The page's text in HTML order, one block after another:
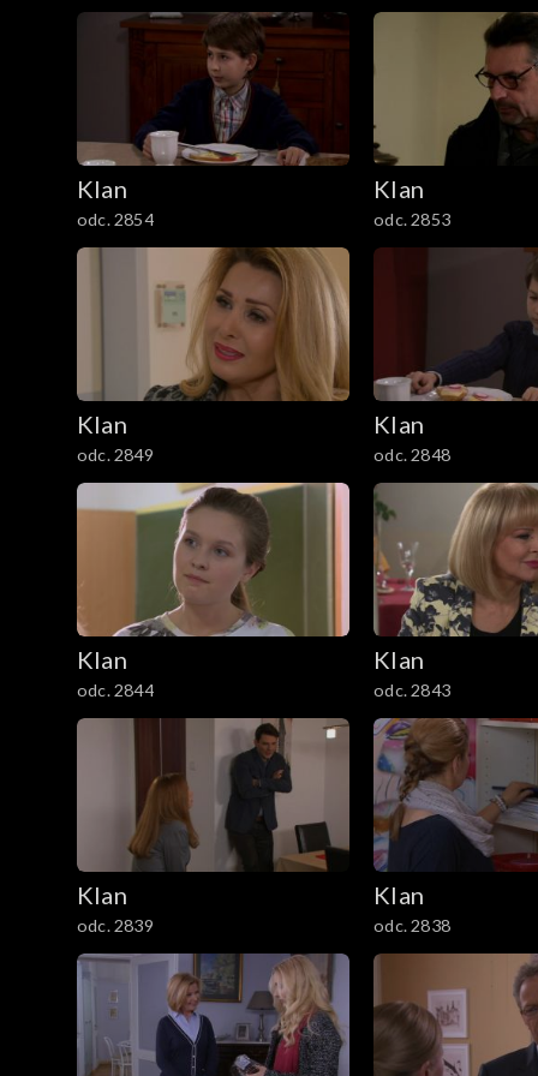
1101–1200
1001–1100
901–1000
801–900
701–800
601–700
501–600
401–500
301–400
201–300
101–200
1–100
Klan
odc. 2854
Klan
odc. 2853
Klan
odc. 2849
Klan
odc. 2848
Klan
odc. 2844
Klan
odc. 2843
Klan
odc. 2839
Klan
odc. 2838